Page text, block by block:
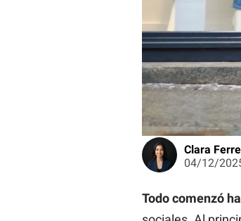
Clara
04/12/
Todo comenzó